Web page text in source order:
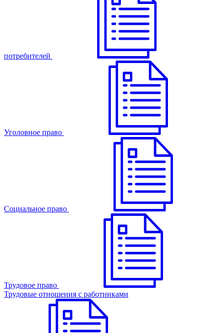
потребителей
Уголовное право
Cоциальное право
Трудовое право
Трудовые отношения с работниками